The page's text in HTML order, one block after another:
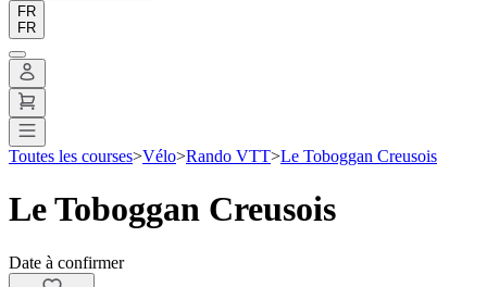
FR
FR
Toutes les courses>Vélo>Rando VTT>Le Toboggan Creusois
Le Toboggan Creusois
Date à confirmer